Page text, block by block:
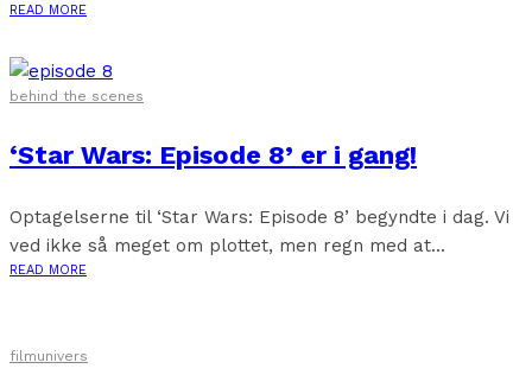
READ MORE
behind the scenes
‘Star Wars: Episode 8’ er i gang!
Optagelserne til ‘Star Wars: Episode 8’ begyndte i dag. Vi
ved ikke så meget om plottet, men regn med at...
READ MORE
filmunivers